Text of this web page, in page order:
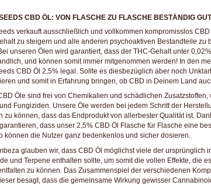
CBD ÖL: VON FLASCHE ZU FLASCHE BESTÄNDIG
verkauft ausschließlich und vollkommen kompromisslos
zu steigern und alle anderen psychoaktiven Bestandteile zu
unseren Ölen wird garantiert, dass der THC-Gehalt unter
und können somit immer mitgenommen werden! In den
CBD Öl 2,5% legal. Sollte es diesbezüglich aber noch
und somit in Erfahrung bringen, ob CBD in Deinem Land
Öle sind frei von Chemikalien und schädlichen
Fungiziden. Unsere Öle werden bei jedem Schritt der
zu können, dass das Endprodukt von allerbester Qualität ist.
dass unser 2,5% CBD Öl Flasche für Flasche eine
können die Nutzer ganz bedenkenlos und sicher dosieren.
glauben wir, dass CBD Öl möglichst viele der ursprünglich
und Terpene enthalten sollte, um somit die vollen Effekte, die
zu können. Das Zusammenspiel der verschiedenen
besagt, dass die gemeinsame Wirkung gewisser